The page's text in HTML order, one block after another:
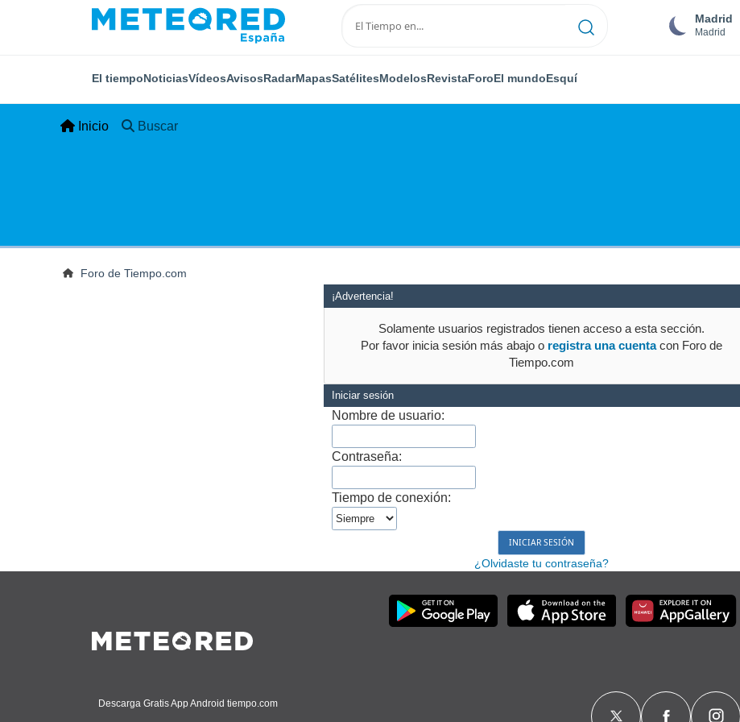
Madrid
Madrid
El tiempoNoticiasVídeosAvisosRadarMapasSatélitesModelosRevistaForoEl mundoEsquí
Inicio Buscar
Foro de Tiempo.com
¡Advertencia!
Solamente usuarios registrados tienen acceso a esta sección.
Por favor inicia sesión más abajo o registra una cuentacon Foro de
Tiempo.com
Iniciar sesión
Nombre de usuario:
Contraseña:
Tiempo de conexión:
¿Olvidaste tu contraseña?
Descarga Gratis App Android tiempo.com